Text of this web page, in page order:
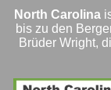
North Carolina
bis zu den
Brüder Wright,